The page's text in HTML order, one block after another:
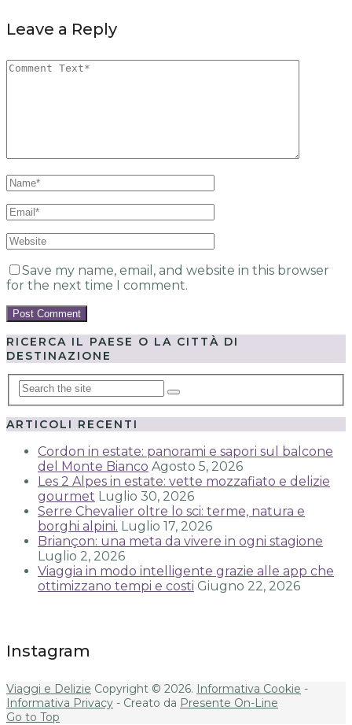
Leave a Reply
Save my name, email, and website in this browser
for the next time I comment.
RICERCA IL PAESE O LA CITTÀ DI
DESTINAZIONE
ARTICOLI RECENTI
Cordon in estate: panorami e sapori sul balcone
del Monte Bianco Agosto 5, 2026
Les 2 Alpes in estate: vette mozzafiato e delizie
gourmet Luglio 30, 2026
Serre Chevalier oltre lo sci: terme, natura e
borghi alpini. Luglio 17, 2026
Briançon: una meta da vivere in ogni stagione
Luglio 2, 2026
Viaggia in modo intelligente grazie alle app che
ottimizzano tempi e costi Giugno 22, 2026
Instagram
Viaggi e Delizie Copyright © 2026. Informativa Cookie -
Informativa Privacy - Creato da Presente On-Line
Go to Top